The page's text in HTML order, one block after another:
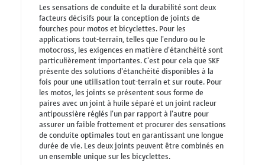
Les sensations de conduite et la durabilité sont deux
facteurs décisifs pour la conception de joints de
fourches pour motos et bicyclettes. Pour les
applications tout-terrain, telles que l'enduro ou le
motocross, les exigences en matière d'étanchéité sont
particulièrement importantes. C'est pour cela que SKF
présente des solutions d'étanchéité disponibles à la
fois pour une utilisation tout-terrain et sur route. Pour
les motos, les joints se présentent sous forme de
paires avec un joint à huile séparé et un joint racleur
antipoussière réglés l'un par rapport à l'autre pour
assurer un faible frottement et procurer des sensations
de conduite optimales tout en garantissant une longue
durée de vie. Les deux joints peuvent être combinés en
un ensemble unique sur les bicyclettes.